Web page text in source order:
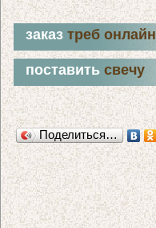
заказтреб онлайн
поставитьсвечу
Поделиться…